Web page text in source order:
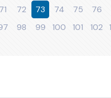
71 72 73 74 75 76
98 99 100 101 102